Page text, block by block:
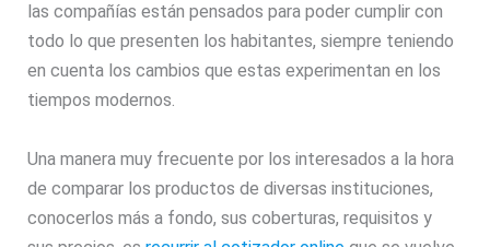
las compañías están pensados para poder cumplir con
todo lo que presenten los habitantes, siempre teniendo
en cuenta los cambios que estas experimentan en los
tiempos modernos.
Una manera muy frecuente por los interesados a la hora
de comparar los productos de diversas instituciones,
conocerlos más a fondo, sus coberturas, requisitos y